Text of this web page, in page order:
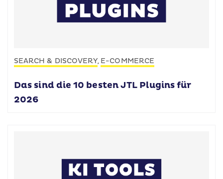
SEARCH & DISCOVERY E-COMMERCE
Das sind die 10 besten JTL Plugins für
2026